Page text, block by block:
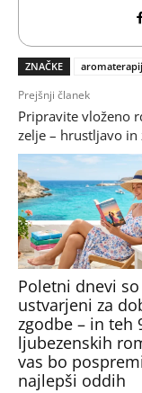
ZNAČKE
Prejšnji članek
Pripravite vloženo
zelje – hrustljavo in
Poletni dnevi so
ustvarjeni za
zgodbe – in teh
ljubezenskih
vas bo
najlepši oddih